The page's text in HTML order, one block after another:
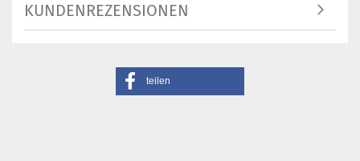
KUNDENREZENSIONEN
teilen